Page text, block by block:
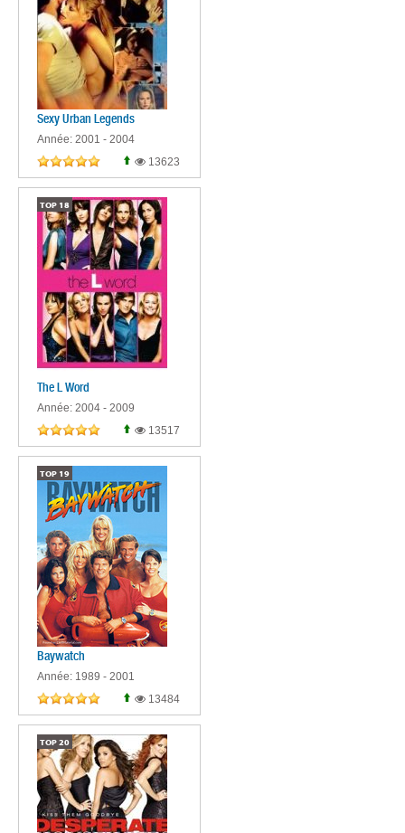
Sexy Urban Legends
Année: 2001 - 2004
13623
TOP 18
The L Word
Année: 2004 - 2009
13517
TOP 19
Baywatch
Année: 1989 - 2001
13484
TOP 20